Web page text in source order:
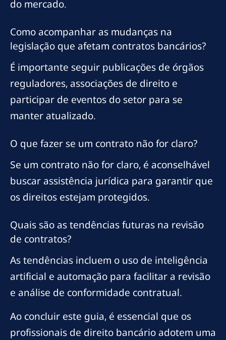
do mercado.
Como acompanhar as mudanças na
legislação que afetam contratos bancários?
É importante seguir publicações de órgãos
reguladores, associações de direito e
participar de eventos do setor para se
manter atualizado.
O que fazer se um contrato não for claro?
Se um contrato não for claro, é aconselhável
buscar assistência jurídica para garantir que
os direitos estejam protegidos.
Quais são as tendências futuras na revisão
de contratos?
As tendências incluem o uso de inteligência
artificial e automação para facilitar a revisão
e análise de conformidade contratual.
Ao concluir este guia, é essencial que os
profissionais de direito bancário adotem uma